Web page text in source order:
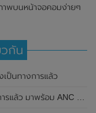
าพบนหน้าจอคอมง่ายๆ
วกัน
ป็นทางการแล้ว
และฟีเจอร์ใหม่มากมาย